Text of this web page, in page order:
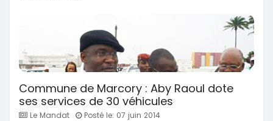
Commune de Marcory : Aby Raoul dote
ses services de 30 véhicules
Le Mandat Posté le: 07 juin 2014